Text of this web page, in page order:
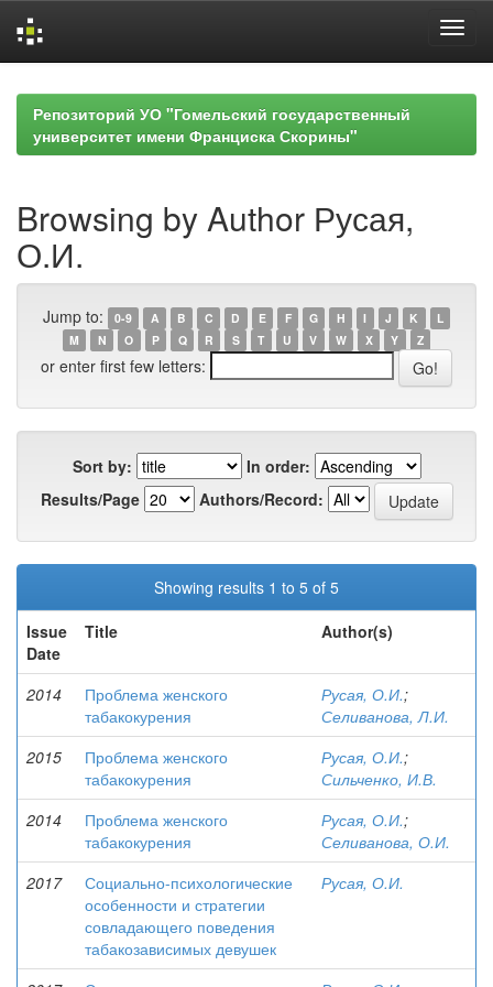
navigationРепозиторий УО "Гомельский государственный
университет имени Франциска Скорины"
Browsing by Author Русая,
О.И.
Jump to: 0-9 A B C D E F G H I J K
L
M
N O P Q R S T U V W X Y Z
or enter first few letters:
Sort by:
In order:
Results/Page
Authors/Record:
Showing results 1 to 5 of 5
Issue
Date
Title Author(s)
2014
Проблема женского
табакокурения
Русая, О.И.;
Селиванова, Л.И.
2015
Проблема женского
табакокурения
Русая, О.И.;
Сильченко, И.В.
2014
Проблема женского
табакокурения
Русая, О.И.;
Селиванова, О.И.
2017
Социально-психологические
особенности и стратегии
совладающего поведения
табакозависимых девушек
Русая, О.И.